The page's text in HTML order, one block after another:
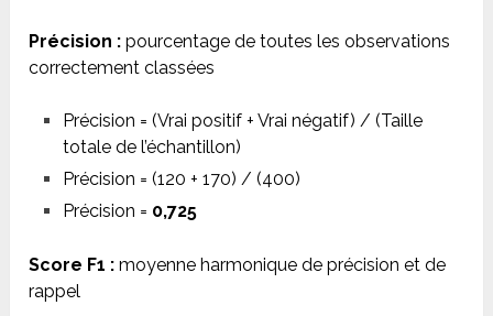
Précision : pourcentage de toutes les observations
correctement classées
Précision = (Vrai positif + Vrai négatif) / (Taille
totale de l’échantillon)
Précision = (120 + 170) / (400)
Précision = 0,725
Score F1 : moyenne harmonique de précision et de
rappel